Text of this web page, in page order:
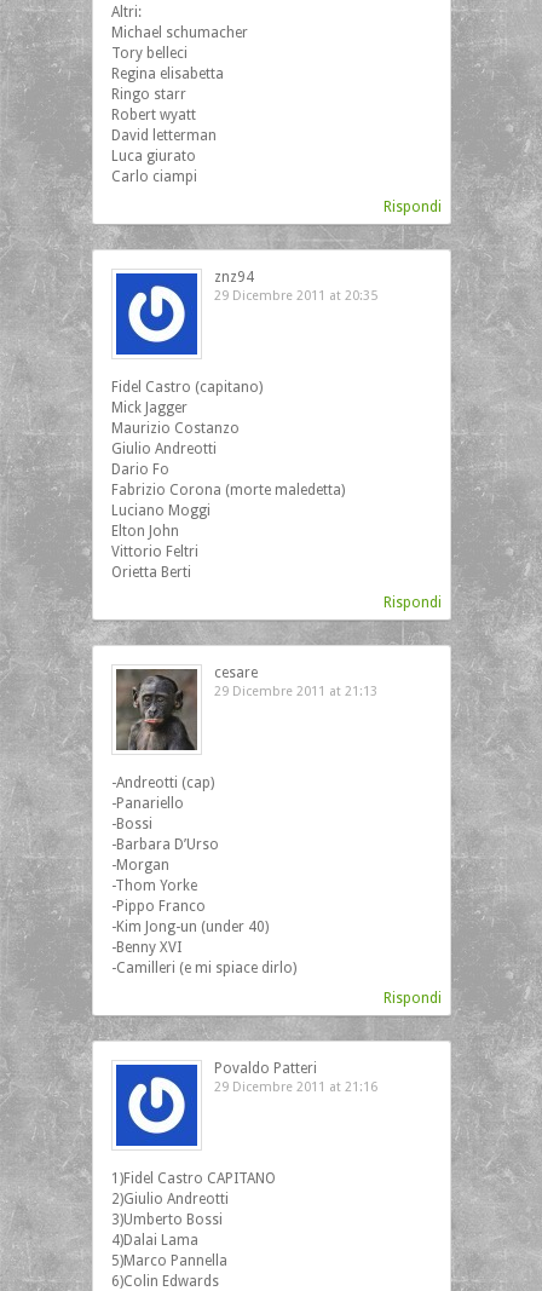
Altri:
Michael schumacher
Tory belleci
Regina elisabetta
Ringo starr
Robert wyatt
David letterman
Luca giurato
Carlo ciampi
Rispondi
znz94
29 Dicembre 2011 at 20:35
Fidel Castro (capitano)
Mick Jagger
Maurizio Costanzo
Giulio Andreotti
Dario Fo
Fabrizio Corona (morte maledetta)
Luciano Moggi
Elton John
Vittorio Feltri
Orietta Berti
Rispondi
cesare
29 Dicembre 2011 at 21:13
‎-Andreotti (cap)
-Panariello
-Bossi
-Barbara D’Urso
-Morgan
-Thom Yorke
-Pippo Franco
-Kim Jong-un (under 40)
-Benny XVI
-Camilleri (e mi spiace dirlo)
Rispondi
Povaldo Patteri
29 Dicembre 2011 at 21:16
1)Fidel Castro CAPITANO
2)Giulio Andreotti
3)Umberto Bossi
4)Dalai Lama
5)Marco Pannella
6)Colin Edwards